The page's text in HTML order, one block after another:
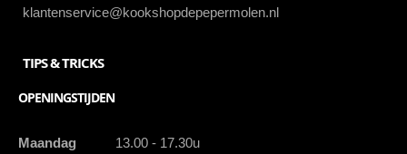
klantenservice@kookshopdepepermolen.nl
TIPS & TRICKS
OPENINGSTIJDEN
Maandag 13.00 - 17.30u